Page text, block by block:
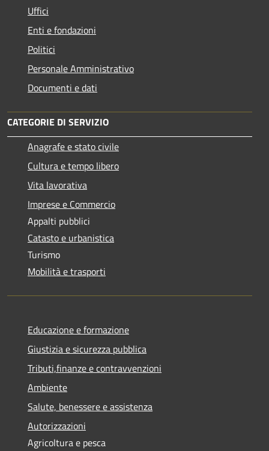
Uffici
Enti e fondazioni
Politici
Personale Amministrativo
Documenti e dati
CATEGORIE DI SERVIZIO
Anagrafe e stato civile
Cultura e tempo libero
Vita lavorativa
Imprese e Commercio
Appalti pubblici
Catasto e urbanistica
Turismo
Mobilità e trasporti
Educazione e formazione
Giustizia e sicurezza pubblica
Tributi,finanze e contravvenzioni
Ambiente
Salute, benessere e assistenza
Autorizzazioni
Agricoltura e pesca